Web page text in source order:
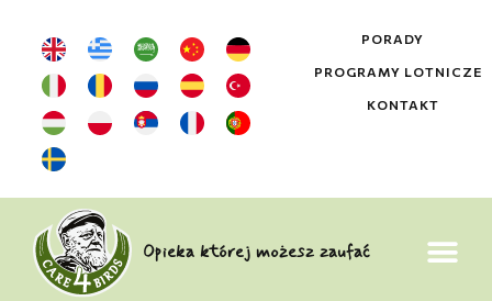
PORADY
PROGRAMY LOTNICZE
KONTAKT
Opieka której możesz zaufać